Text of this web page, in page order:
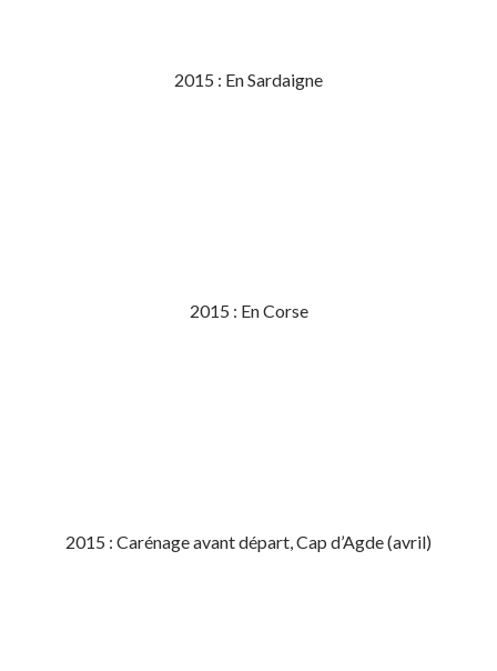
2015 : En Sardaigne
2015 : En Corse
2015 : Carénage avant départ, Cap d’Agde (avril)